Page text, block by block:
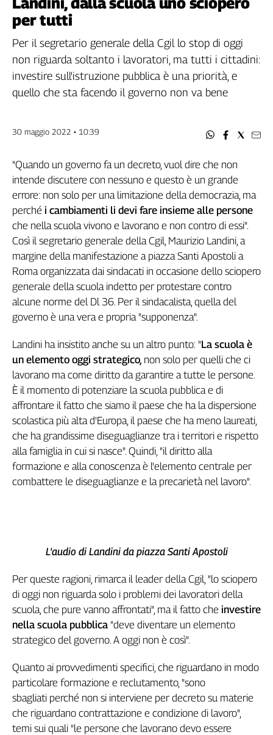
Filcams
Filctem
Fillea
Fiom
Fp
Slc
Spi
Inca
Caaf
Speciali
G8
di
Genova,
il
della
anni
Cgil
Collettiva
Academy
Collettiva
Rubriche
Collettiva
Sassolino
Linea
Economica
Tech
Easy
Inserti
Idea
Diffusa
InFlai
per tutti
Per il segretario generale della Cgil lo stop di oggi
non riguarda soltanto i lavoratori, ma tutti i cittadini:
investire sull'istruzione pubblica è una priorità, e
quello che sta facendo il governo non va bene
30 maggio 2022 • 10:39
"Quando un governo fa un decreto, vuol dire che non
intende discutere con nessuno e questo è un grande
errore: non solo per una limitazione della democrazia, ma
perché i cambiamenti li devi fare insieme alle persone
che nella scuola vivono e lavorano e non contro di essi".
Così il segretario generale della Cgil, Maurizio Landini, a
margine della manifestazione a piazza Santi Apostoli a
Roma organizzata dai sindacati in occasione dello sciopero
generale della scuola indetto per protestare contro
alcune norme del Dl 36. Per il sindacalista, quella del
governo è una vera e propria "supponenza".
Landini ha insistito anche su un altro punto: "La scuola è
un elemento oggi strategico, non solo per quelli che ci
lavorano ma come diritto da garantire a tutte le persone.
È il momento di potenziare la scuola pubblica e di
affrontare il fatto che siamo il paese che ha la dispersione
scolastica più alta d'Europa, il paese che ha meno laureati,
che ha grandissime diseguaglianze tra i territori e rispetto
alla famiglia in cui si nasce". Quindi, "il diritto alla
formazione e alla conoscenza è l'elemento centrale per
combattere le diseguaglianze e la precarietà nel lavoro".
L'audio di Landini da piazza Santi Apostoli
Per queste ragioni, rimarca il leader della Cgil, "lo sciopero
di oggi non riguarda solo i problemi dei lavoratori della
scuola, che pure vanno affrontati", ma il fatto che investire
nella scuola pubblica "deve diventare un elemento
strategico del governo. A oggi non è così".
Quanto ai provvedimenti specifici, che riguardano in modo
particolare formazione e reclutamento, "sono
sbagliati perché non si interviene per decreto su materie
che riguardano contrattazione e condizione di lavoro",
temi sui quali "le persone che lavorano devo essere